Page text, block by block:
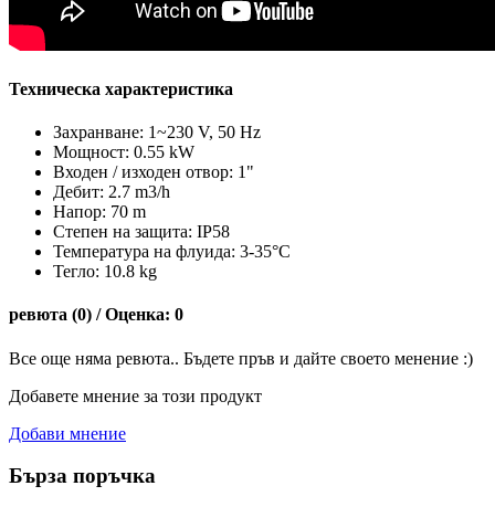
Техническа характеристика
Захранване: 1~230 V, 50 Hz
Мощност: 0.55 kW
Входен / изходен отвор: 1"
Дебит: 2.7 m3/h
Напор: 70 m
Степен на защита: IP58
Температура на флуида: 3-35°C
Тегло: 10.8 kg
ревюта (0) / Оценка: 0
Все още няма ревюта.. Бъдете пръв и дайте своето менение :)
Добавете мнение за този продукт
Добави мнение
Бърза поръчка